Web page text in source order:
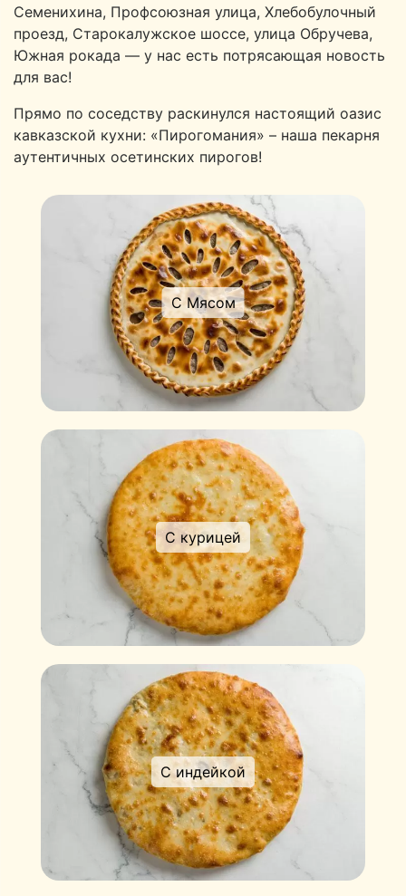
Семенихина, Профсоюзная улица, Хлебобулочный
проезд, Старокалужское шоссе, улица Обручева,
Южная рокада — у нас есть потрясающая новость
для вас!
Прямо по соседству раскинулся настоящий оазис
кавказской кухни: «Пирогомания» – наша пекарня
аутентичных осетинских пирогов!
С Мясом
С курицей
С индейкой